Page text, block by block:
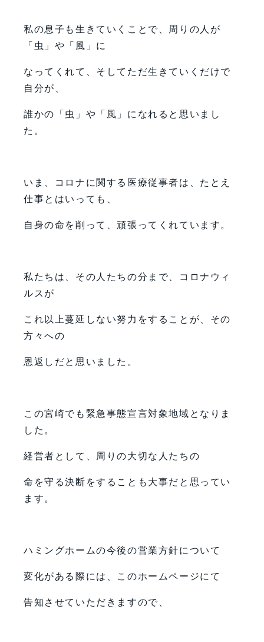
私の息子も生きていくことで、周りの人が
「虫」や「風」に
なってくれて、そしてただ生きていくだけで
自分が、
誰かの「虫」や「風」になれると思いまし
た。
いま、コロナに関する医療従事者は、たとえ
仕事とはいっても、
自身の命を削って、頑張ってくれています。
私たちは、その人たちの分まで、コロナウィ
ルスが
これ以上蔓延しない努力をすることが、その
方々への
恩返しだと思いました。
この宮崎でも緊急事態宣言対象地域となりま
した。
経営者として、周りの大切な人たちの
命を守る決断をすることも大事だと思ってい
ます。
ハミングホームの今後の営業方針について
変化がある際には、このホームページにて
告知させていただきますので、